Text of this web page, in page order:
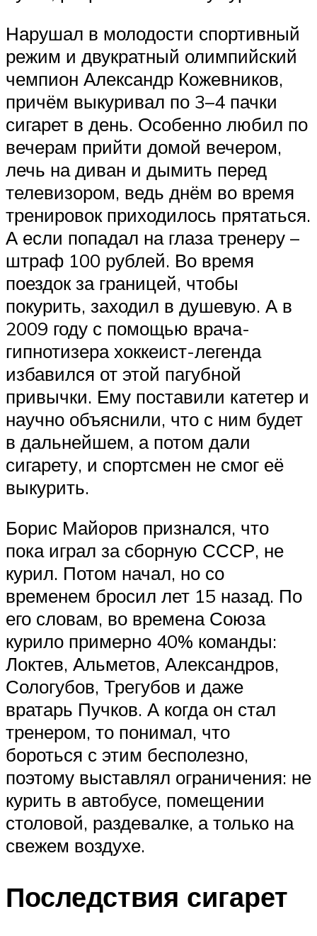
Нарушал в молодости спортивный
режим и двукратный олимпийский
чемпион Александр Кожевников,
причём выкуривал по 3–4 пачки
сигарет в день. Особенно любил по
вечерам прийти домой вечером,
лечь на диван и дымить перед
телевизором, ведь днём во время
тренировок приходилось прятаться.
А если попадал на глаза тренеру –
штраф 100 рублей. Во время
поездок за границей, чтобы
покурить, заходил в душевую. А в
2009 году с помощью врача-
гипнотизера хоккеист-легенда
избавился от этой пагубной
привычки. Ему поставили катетер и
научно объяснили, что с ним будет
в дальнейшем, а потом дали
сигарету, и спортсмен не смог её
выкурить.
Борис Майоров признался, что
пока играл за сборную СССР, не
курил. Потом начал, но со
временем бросил лет 15 назад. По
его словам, во времена Союза
курило примерно 40% команды:
Локтев, Альметов, Александров,
Сологубов, Трегубов и даже
вратарь Пучков. А когда он стал
тренером, то понимал, что
бороться с этим бесполезно,
поэтому выставлял ограничения: не
курить в автобусе, помещении
столовой, раздевалке, а только на
свежем воздухе.
Последствия сигарет